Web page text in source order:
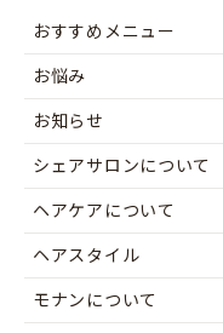
おすすめメニュー
お悩み
お知らせ
シェアサロンについて
ヘアケアについて
ヘアスタイル
モナンについて